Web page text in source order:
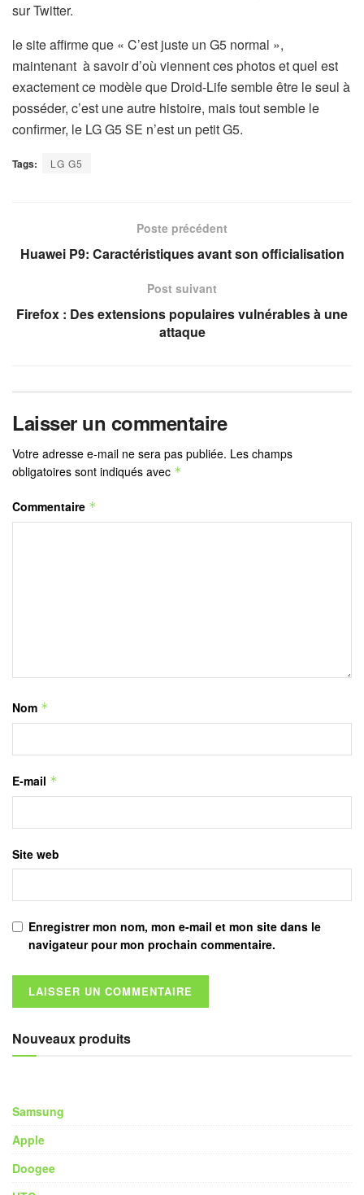
sur Twitter.
le site affirme que « C’est juste un G5 normal »,
maintenant à savoir d’où viennent ces photos et quel est
exactement ce modèle que Droid-Life semble être le seul à
posséder, c’est une autre histoire, mais tout semble le
confirmer, le LG G5 SE n’est un petit G5.
Tags: LG G5
Poste précédent
Huawei P9: Caractéristiques avant son officialisation
Post suivant
Firefox : Des extensions populaires vulnérables à une
attaque
Laisser un commentaire
Votre adresse e-mail ne sera pas publiée. Les champs
obligatoires sont indiqués avec *
Commentaire *
Nom *
E-mail *
Site web
Enregistrer mon nom, mon e-mail et mon site dans le
navigateur pour mon prochain commentaire.
Nouveaux produits
Samsung
Apple
Doogee